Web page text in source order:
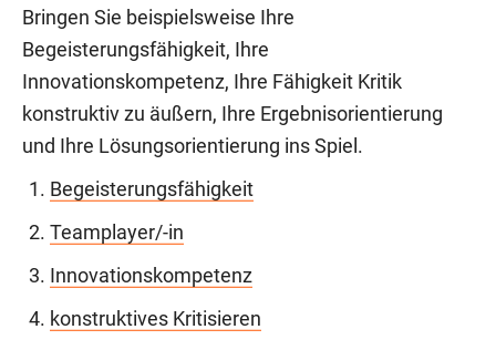
Bringen Sie beispielsweise Ihre
Begeisterungsfähigkeit, Ihre
Innovationskompetenz, Ihre Fähigkeit Kritik
konstruktiv zu äußern, Ihre Ergebnisorientierung
und Ihre Lösungsorientierung ins Spiel.
Begeisterungsfähigkeit
Teamplayer/-in
Innovationskompetenz
konstruktives Kritisieren